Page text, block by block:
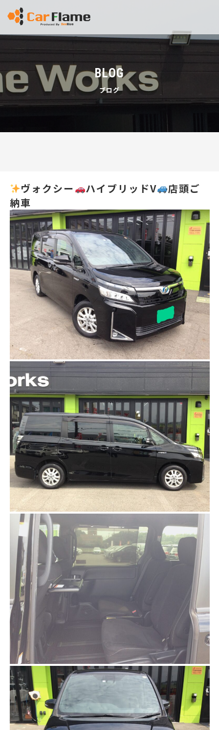
BLOG
ブログ
ヴォクシー ハイブリッドV
店頭ご
納車